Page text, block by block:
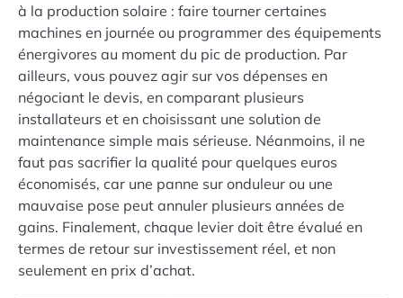
à la production solaire : faire tourner certaines
machines en journée ou programmer des équipements
énergivores au moment du pic de production. Par
ailleurs, vous pouvez agir sur vos dépenses en
négociant le devis, en comparant plusieurs
installateurs et en choisissant une solution de
maintenance simple mais sérieuse. Néanmoins, il ne
faut pas sacrifier la qualité pour quelques euros
économisés, car une panne sur onduleur ou une
mauvaise pose peut annuler plusieurs années de
gains. Finalement, chaque levier doit être évalué en
termes de retour sur investissement réel, et non
seulement en prix d’achat.